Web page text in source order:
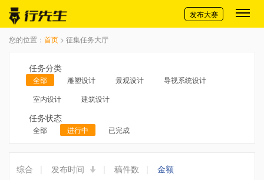
切换导航
发布大赛
您的位置： 首页 > 征集任务大厅
任务分类
全部 雕塑设计 景观设计
导视系统设计
室内设计
建筑设计
任务状态
全部 进行中 已完成
综合 | 发布时间 | 稿件数 | 金额